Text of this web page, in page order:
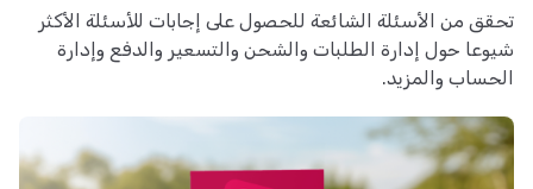
تحقق من الأسئلة الشائعة للحصول على إجابات للأسئلة الأكثر
شيوعا حول إدارة الطلبات والشحن والتسعير والدفع وإدارة
الحساب والمزيد.